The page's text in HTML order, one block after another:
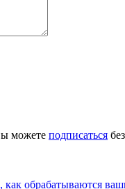
можете подписаться
как обрабатываются